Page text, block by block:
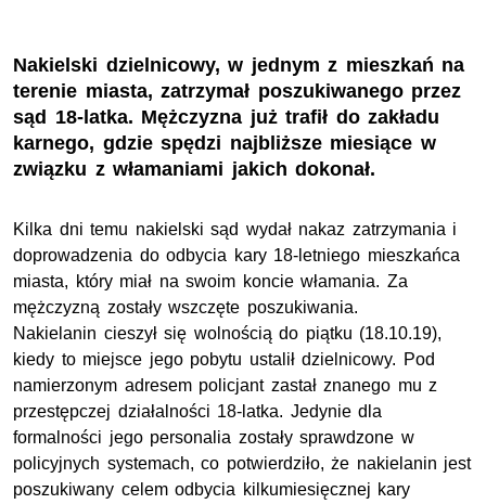
Nakielski dzielnicowy, w jednym z mieszkań na
terenie miasta, zatrzymał poszukiwanego przez
sąd 18-latka. Mężczyzna już trafił do zakładu
karnego, gdzie spędzi najbliższe miesiące w
związku z włamaniami jakich dokonał.
Kilka dni temu nakielski sąd wydał nakaz zatrzymania i
doprowadzenia do odbycia kary 18-letniego mieszkańca
miasta, który miał na swoim koncie włamania. Za
mężczyzną zostały wszczęte poszukiwania.
Nakielanin cieszył się wolnością do piątku (18.10.19),
kiedy to miejsce jego pobytu ustalił dzielnicowy. Pod
namierzonym adresem policjant zastał znanego mu z
przestępczej działalności 18-latka. Jedynie dla
formalności jego personalia zostały sprawdzone w
policyjnych systemach, co potwierdziło, że nakielanin jest
poszukiwany celem odbycia kilkumiesięcznej kary